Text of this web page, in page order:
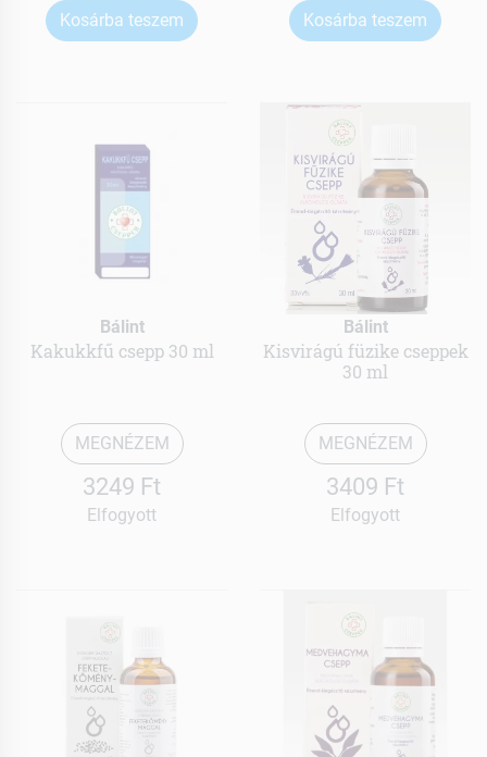
Kosárba teszem Kosárba teszem
Bálint
Kakukkfű csepp 30 ml
MEGNÉZEM
3249 Ft
Elfogyott
Bálint
Kisvirágú füzike cseppek
30 ml
MEGNÉZEM
3409 Ft
Elfogyott